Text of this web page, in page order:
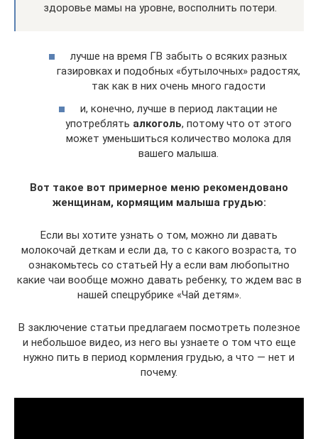
здоровье мамы на уровне, восполнить потери.
лучше на время ГВ забыть о всяких разных
газировках и подобных «бутылочных» радостях,
так как в них очень много гадости
и, конечно, лучше в период лактации не
употреблять алкоголь, потому что от этого
может уменьшиться количество молока для
вашего малыша.
Вот такое вот примерное меню рекомендовано
женщинам, кормящим малыша грудью:
Если вы хотите узнать о том, можно ли давать
молокочай деткам и если да, то с какого возраста, то
ознакомьтесь со статьей Ну а если вам любопытно
какие чаи вообще можно давать ребенку, то ждем вас в
нашей спецрубрике «Чай детям».
В заключение статьи предлагаем посмотреть полезное
и небольшое видео, из него вы узнаете о том что еще
нужно пить в период кормления грудью, а что — нет и
почему.